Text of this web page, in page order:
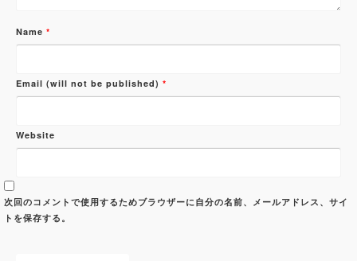
Name *
Email (will not be published) *
Website
次回のコメントで使用するためブラウザーに自分の名前、メールアドレス、サイ
トを保存する。